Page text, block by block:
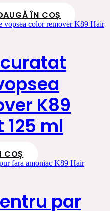
ÎN COȘ
K89
125 ml
COȘ
par